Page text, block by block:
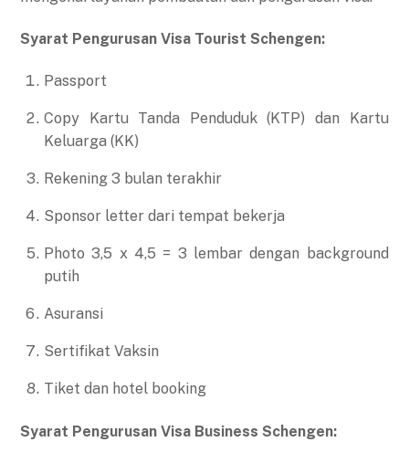
Syarat Pengurusan Visa Tourist Schengen:
Passport
Copy Kartu Tanda Penduduk (KTP) dan Kartu
Keluarga (KK)
Rekening 3 bulan terakhir
Sponsor letter dari tempat bekerja
Photo 3,5 x 4,5 = 3 lembar dengan background
putih
Asuransi
Sertifikat Vaksin
Tiket dan hotel booking
Syarat Pengurusan Visa Business Schengen: